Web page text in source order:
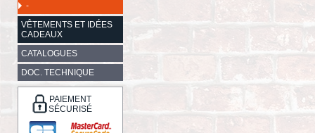
-
VÊTEMENTS ET IDÉES
CADEAUX
CATALOGUES
DOC. TECHNIQUE
PAIEMENT
SÉCURISÉ